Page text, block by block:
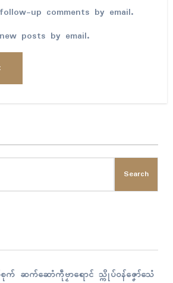
up comments by email.
posts by email.
Search
ဆက်ဆောံကဵုဗၟာရောၚ် သ္ကိုပ်ဝန်ဇၞော်သေံ